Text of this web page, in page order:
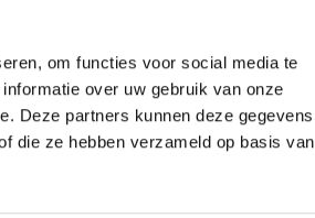
om functies voor social media te
over uw gebruik van onze
Deze partners kunnen deze gegevens
die ze hebben verzameld op basis van